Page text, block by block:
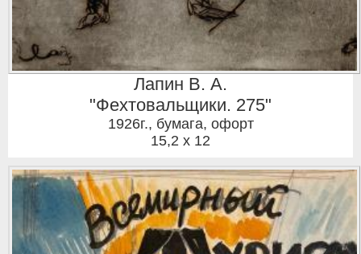
Лапин В. А.
"Фехтовальщики. 275"
1926г., бумага, офорт
15,2 x 12